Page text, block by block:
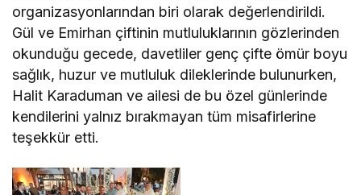
organizasyonlarından biri olarak değerlendirildi.
Gül ve Emirhan çiftinin mutluluklarının gözlerinden
okunduğu gecede, davetliler genç çifte ömür boyu
sağlık, huzur ve mutluluk dileklerinde bulunurken,
Halit Karaduman ve ailesi de bu özel günlerinde
kendilerini yalnız bırakmayan tüm misafirlerine
teşekkür etti.